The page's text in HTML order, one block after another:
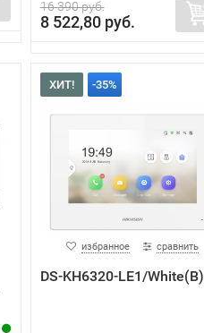
16 390 руб.
8 522,80 руб.
ХИТ! -35%
избранное сравнить
DS-KH6320-LE1/White(B)